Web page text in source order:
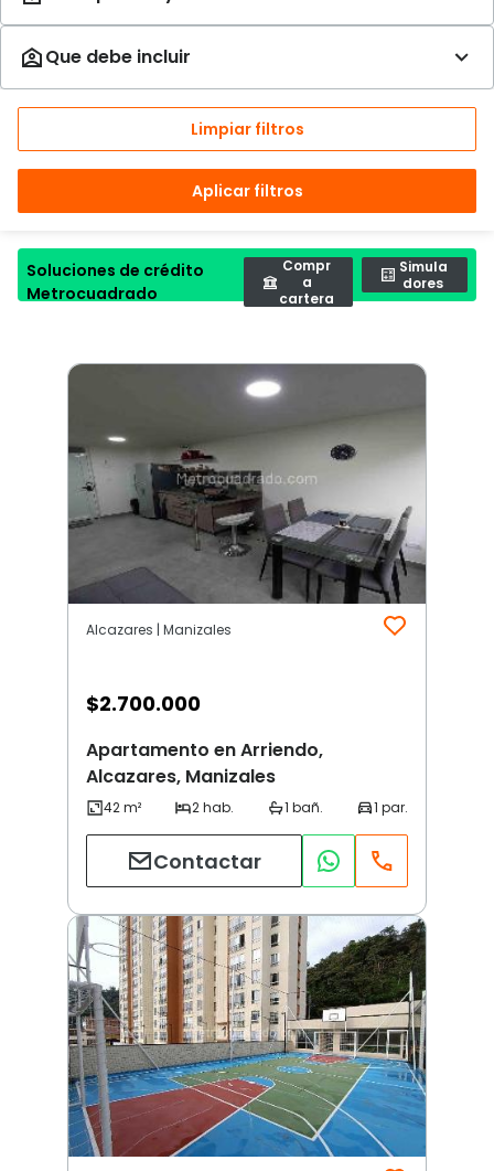
Limpiar filtros
Aplicar filtros
Soluciones de crédito
Metrocuadrado
Compr
a
cartera
Simula
dores
Alcazares | Manizales
$2.700.000
Apartamento en Arriendo,
Alcazares, Manizales
Contactar